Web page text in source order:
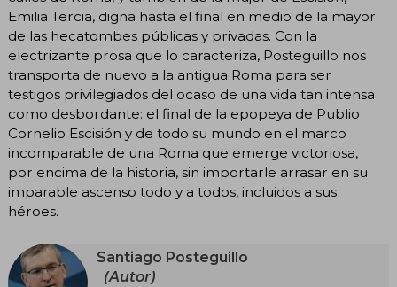
Emilia Tercia, digna hasta el final en medio de la mayor
de las hecatombes públicas y privadas. Con la
electrizante prosa que lo caracteriza, Posteguillo nos
transporta de nuevo a la antigua Roma para ser
testigos privilegiados del ocaso de una vida tan intensa
como desbordante: el final de la epopeya de Publio
Cornelio Escisión y de todo su mundo en el marco
incomparable de una Roma que emerge victoriosa,
por encima de la historia, sin importarle arrasar en su
imparable ascenso todo y a todos, incluidos a sus
héroes.
Santiago Posteguillo
(Autor)